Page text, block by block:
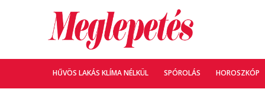
HŰVÖS LAKÁS KLÍMA NÉLKÜL SPÓROLÁS HOROSZKÓP